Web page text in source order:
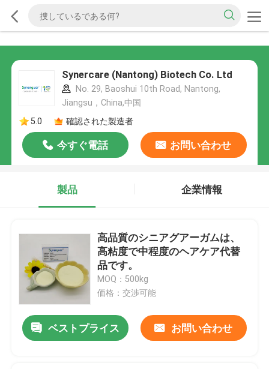
Synercare (Nantong) Biotech Co. Ltd
No. 29, Baoshui 10th Road, Nantong,
Jiangsu，China,中国
5.0
確認された製造者
今すぐ電話 お問い合わせ
製品 企業情報
高品質のシニアグアーガムは、
高粘度で中程度のヘアケア代替
品です。
MOQ：500kg
価格：交渉可能
ベストプライス お問い合わせ